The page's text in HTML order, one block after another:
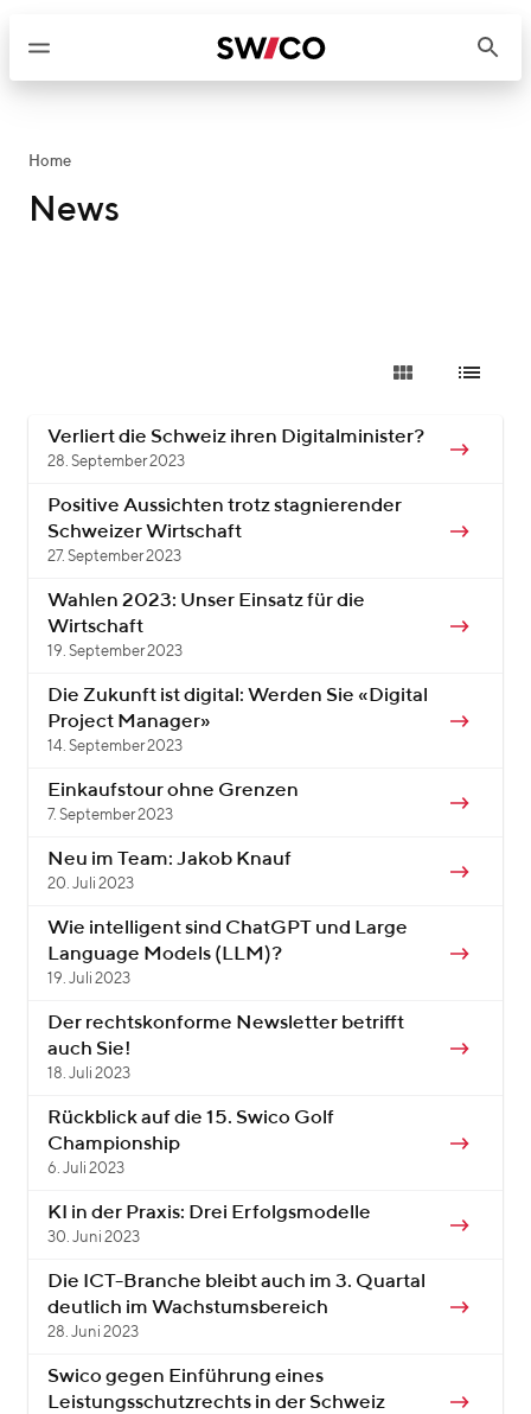
Home
News
28. September 2023
Verliert die Schweiz ihren Digitalminister?
27. September 2023
Positive Aussichten trotz stagnierender
Schweizer Wirtschaft
19. September 2023
Wahlen 2023: Unser Einsatz für die
Wirtschaft
14. September 2023
Die Zukunft ist digital: Werden Sie «Digital
Project Manager»
7. September 2023
Einkaufstour ohne Grenzen
20. Juli 2023
Neu im Team: Jakob Knauf
19. Juli 2023
Wie intelligent sind ChatGPT und Large
Language Models (LLM)?
18. Juli 2023
Der rechtskonforme Newsletter betrifft
auch Sie!
6. Juli 2023
Rückblick auf die 15. Swico Golf
Championship
30. Juni 2023
KI in der Praxis: Drei Erfolgsmodelle
28. Juni 2023
Die ICT-Branche bleibt auch im 3. Quartal
deutlich im Wachstumsbereich
Swico gegen Einführung eines
Leistungsschutzrechts in der Schweiz